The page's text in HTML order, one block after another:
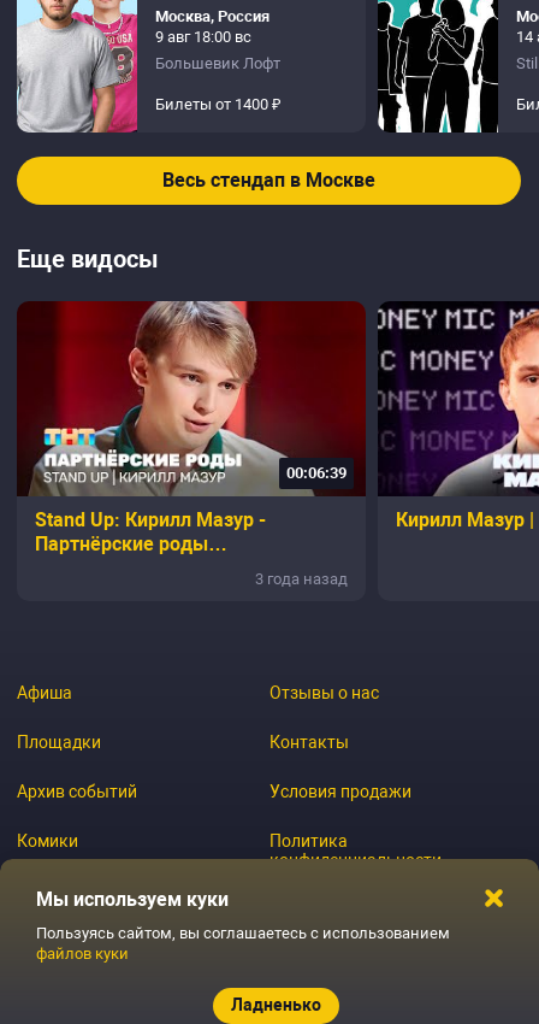
Москва, Россия
9 авг 18:00 вс
Большевик Лофт
Билеты от 1400 ₽
14
Весь стендап в Москве
Еще видосы
00:06:39
Stand Up: Кирилл Мазур -
Партнёрские роды
3 года назад
Кирилл Мазур
Афиша
Площадки
Архив событий
Комики
Журнал
Отзывы о нас
Контакты
Условия продажи
Политика
конфиденциальности
© 2026 GoStandup.ru
Мы используем куки
Пользуясь сайтом, вы соглашаетесь с использованием
файлов куки
Ладненько